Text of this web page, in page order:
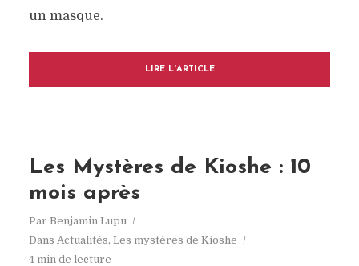
un masque.
LIRE L'ARTICLE
Les Mystères de Kioshe : 10
mois après
Par Benjamin Lupu
Dans Actualités, Les mystères de Kioshe
4 min de lecture